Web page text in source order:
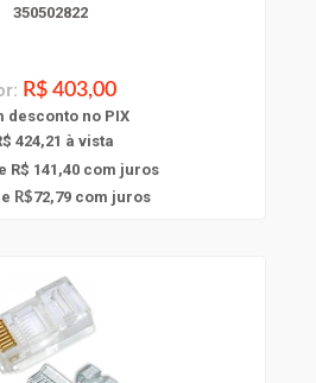
350502822
R$ 403,00
desconto no PIX
424,21 à vista
R$ 141,40 com juros
R$72,79 com juros